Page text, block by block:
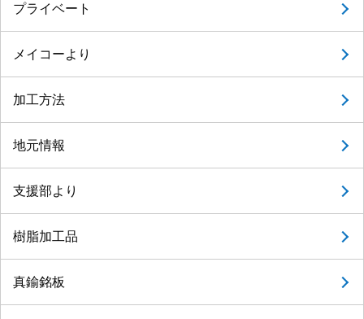
プライベート
メイコーより
加工方法
地元情報
支援部より
樹脂加工品
真鍮銘板